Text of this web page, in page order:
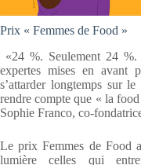
Prix « Femmes de Food »
«24 %. Seulement 24 %.
expertes mises en avant
s’attarder longtemps sur
rendre compte que « la
Sophie Franco, co-
Le prix Femmes de Food
lumière celles qui